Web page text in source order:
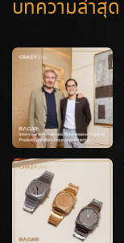
บทความล่าสุด